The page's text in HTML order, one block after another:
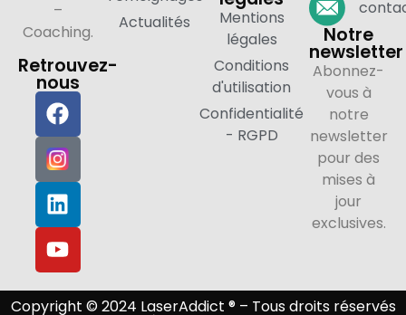
–
Coaching.
Retrouvez-
nous
Actualités
Mentions
légales
Conditions
d'utilisation
Confidentialité
- RGPD
Notre
newsletter
Abonnez-
vous à
notre
newsletter
pour des
mises à
jour
exclusives.
Copyright © 2024 LaserAddict ® – Tous droits réservés